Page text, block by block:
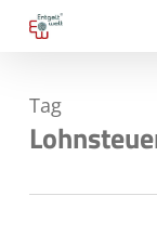
Skip
content
Tag